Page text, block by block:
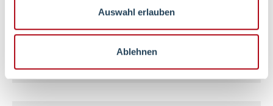
Auswahl erlauben
Ablehnen
Weiterführende Inhalte
Kurzvorstellung